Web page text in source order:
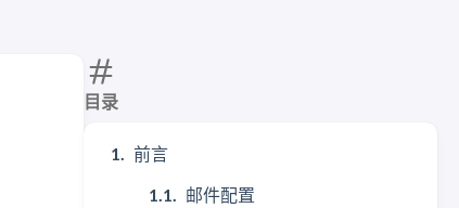
目录
前言
邮件配置